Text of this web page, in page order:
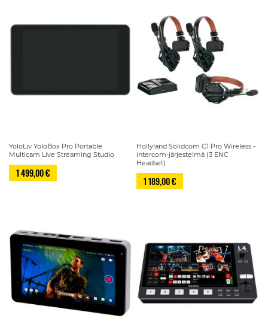
YoloLiv YoloBox Pro Portable
Multicam Live Streaming Studio
1 499,00 €
Hollyland Solidcom C1 Pro Wireless -
intercom-järjestelmä (3 ENC
Headset)
1 189,00 €